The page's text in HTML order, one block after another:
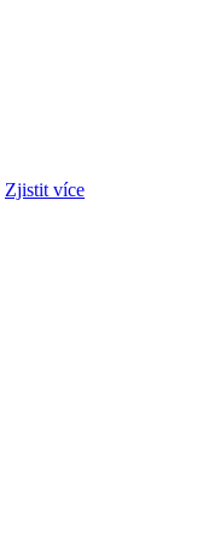
Zjistit více